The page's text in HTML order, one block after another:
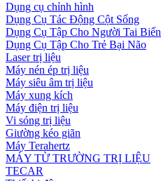
Dụng cụ chỉnh hình
Dụng Cụ Tác Động Cột Sống
Dụng Cụ Tập Cho Người Tai Biến
Dụng Cụ Tập Cho Trẻ Bại Não
Laser trị liệu
Máy nén ép trị liệu
Máy siêu âm trị liệu
Máy xung kích
Máy điện trị liệu
Vi sóng trị liệu
Giường kéo giãn
Máy Terahertz
MÁY TỪ TRƯỜNG TRỊ LIỆU
TECAR